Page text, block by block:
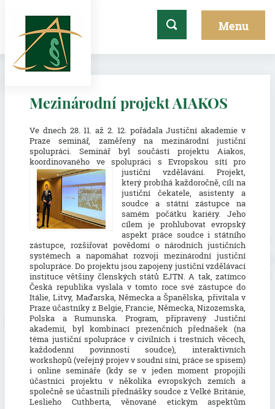
Mezinárodní projekt AIAKOS
Ve dnech 28. 11. až 2. 12. pořádala Justiční akademie v
Praze seminář, zaměřený na mezinárodní justiční
spolupráci. Seminář byl součástí projektu Aiakos,
koordinovaného ve spolupráci s Evropskou sítí pro
justiční vzdělávání. Projekt,
který probíhá každoročně, cílí na
justiční čekatele, asistenty a
soudce a státní zástupce na
samém počátku kariéry. Jeho
cílem je prohlubovat evropský
aspekt práce soudce i státního
zástupce, rozšiřovat povědomí o národních justičních
systémech a napomáhat rozvoji mezinárodní justiční
spolupráce. Do projektu jsou zapojeny justiční vzdělávací
instituce většiny členských států EJTN. A tak, zatímco
Česká republika vyslala v tomto roce své zástupce do
Itálie, Litvy, Maďarska, Německa a Španělska, přivítala v
Praze účastníky z Belgie, Francie, Německa, Nizozemska,
Polska a Rumunska. Program, připravený Justiční
akademií, byl kombinací prezenčních přednášek (na
téma justiční spolupráce v civilních i trestních věcech,
každodenní povinnosti soudce), interaktivních
workshopů (veřejný projev v soudní síni, práce se spisem)
i online semináře (kdy se v jeden moment propojili
účastníci projektu v několika evropských zemích a
společně se účastnili přednášky soudce z Velké Británie,
Leslieho Cuthberta, věnované etickým aspektům